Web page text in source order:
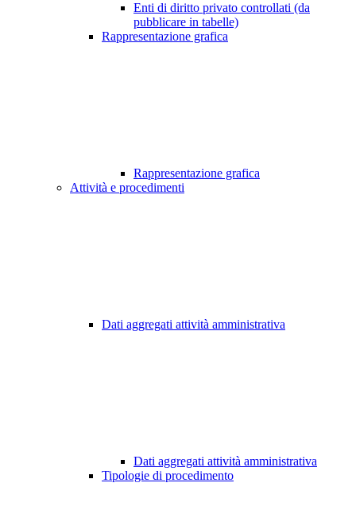
Enti di diritto privato controllati (da
pubblicare in tabelle)
Rappresentazione grafica
Rappresentazione grafica
Attività e procedimenti
Dati aggregati attività amministrativa
Dati aggregati attività amministrativa
Tipologie di procedimento